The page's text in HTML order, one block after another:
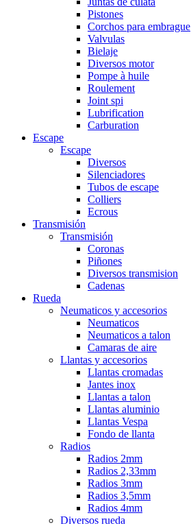
Pistones
Corchos para embrague
Valvulas
Bielaje
Diversos motor
Pompe à huile
Roulement
Joint spi
Lubrification
Carburation
Escape
Escape
Diversos
Silenciadores
Tubos de escape
Colliers
Ecrous
Transmisión
Transmisión
Coronas
Piñones
Diversos transmision
Cadenas
Rueda
Neumaticos y accesorios
Neumaticos
Neumaticos a talon
Camaras de aire
Llantas y accesorios
Llantas cromadas
Jantes inox
Llantas a talon
Llantas aluminio
Llantas Vespa
Fondo de llanta
Radios
Radios 2mm
Radios 2,33mm
Radios 3mm
Radios 3,5mm
Radios 4mm
Diversos rueda